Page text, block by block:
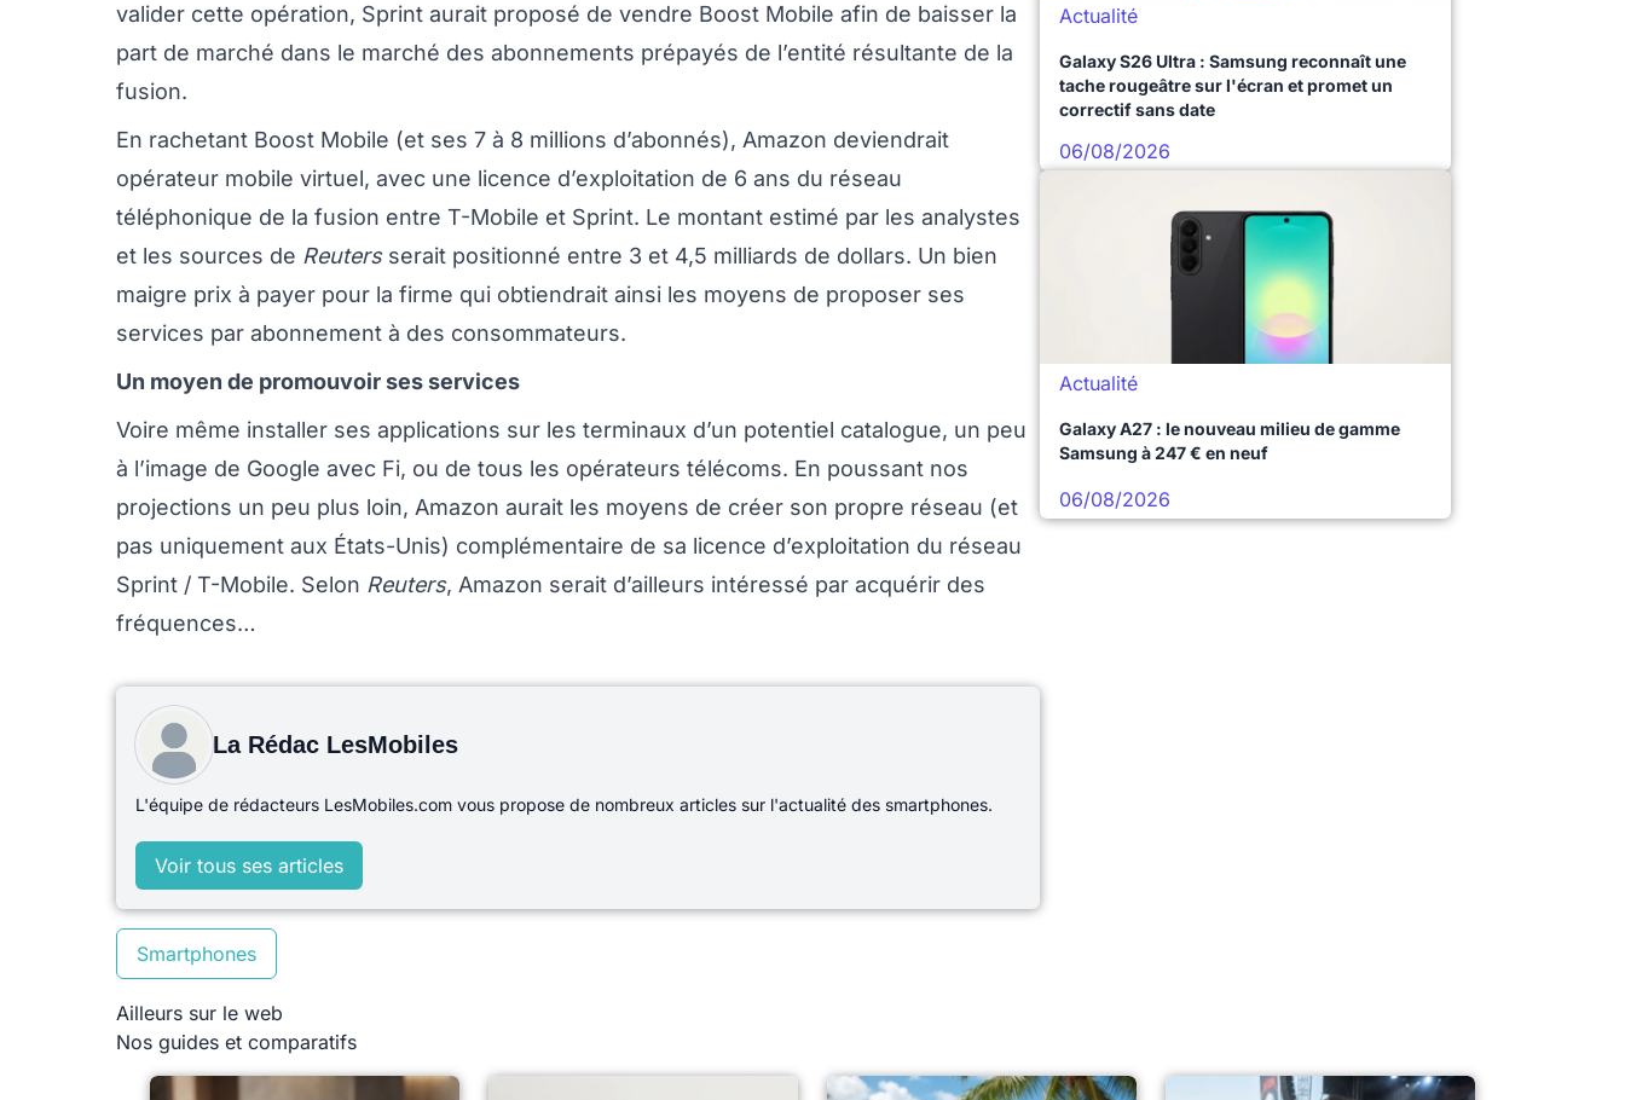
valider cette opération, Sprint aurait proposé de vendre Boost Mobile afin de baisser la
part de marché dans le marché des abonnements prépayés de l’entité résultante de la
fusion.
En rachetant Boost Mobile (et ses 7 à 8 millions d’abonnés), Amazon deviendrait
opérateur mobile virtuel, avec une licence d’exploitation de 6 ans du réseau
téléphonique de la fusion entre T-Mobile et Sprint. Le montant estimé par les analystes
et les sources de Reutersserait positionné entre 3 et 4,5 milliards de dollars. Un bien
maigre prix à payer pour la firme qui obtiendrait ainsi les moyens de proposer ses
services par abonnement à des consommateurs.
Un moyen de promouvoir ses services
Voire même installer ses applications sur les terminaux d’un potentiel catalogue, un peu
à l’image de Google avec Fi, ou de tous les opérateurs télécoms. En poussant nos
projections un peu plus loin, Amazon aurait les moyens de créer son propre réseau (et
pas uniquement aux États-Unis) complémentaire de sa licence d’exploitation du réseau
Sprint / T-Mobile. Selon Reuters, Amazon serait d’ailleurs intéressé par acquérir des
fréquences…
La Rédac LesMobiles
L'équipe de rédacteurs LesMobiles.com vous propose de nombreux articles sur l'actualité des smartphones.
Voir tous ses articles
Smartphones
Ailleurs sur le web
Actualité
Galaxy S26 Ultra : Samsung reconnaît une
tache rougeâtre sur l'écran et promet un
correctif sans date
06/08/2026
Actualité
Galaxy A27 : le nouveau milieu de gamme
Samsung à 247 € en neuf
06/08/2026
Nos guides et comparatifs